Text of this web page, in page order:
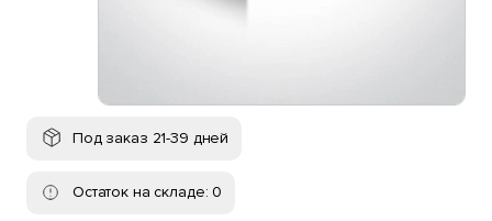
Под заказ 21-39 дней
Остаток на складе: 0